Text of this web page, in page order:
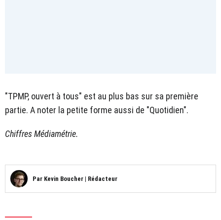
"TPMP, ouvert à tous" est au plus bas sur sa première
partie. A noter la petite forme aussi de "Quotidien".
Chiffres Médiamétrie.
Par Kevin Boucher | Rédacteur